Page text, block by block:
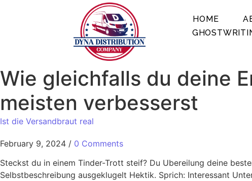
HOME
Wie gleichfalls du deine
meisten verbesserst
Ist die Versandbraut real
February 9, 2024 / 0 Comments
Steckst du in einem Tinder-Trott steif? Du Ubereilung deine
Selbstbeschreibung ausgeklugelt Hektik. Sprich: Interessant